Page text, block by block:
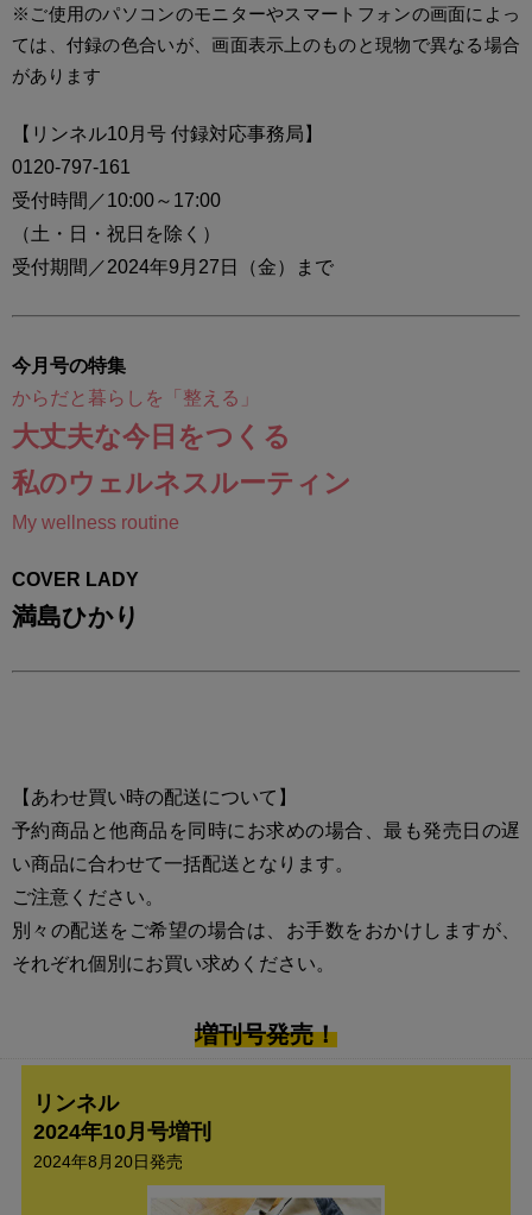
※ご使用のパソコンのモニターやスマートフォンの画面によっ
ては、付録の色合いが、画面表示上のものと現物で異なる場合
があります
【リンネル10月号 付録対応事務局】
0120-797-161
受付時間／10:00～17:00
（土・日・祝日を除く）
受付期間／2024年9月27日（金）まで
今月号の特集
からだと暮らしを「整える」
大丈夫な今日をつくる
私のウェルネスルーティン
My wellness routine
COVER LADY
満島ひかり
【あわせ買い時の配送について】
予約商品と他商品を同時にお求めの場合、最も発売日の遅
い商品に合わせて一括配送となります。
ご注意ください。
別々の配送をご希望の場合は、お手数をおかけしますが、
それぞれ個別にお買い求めください。
増刊号発売！
リンネル
2024年10月号増刊
2024年8月20日発売